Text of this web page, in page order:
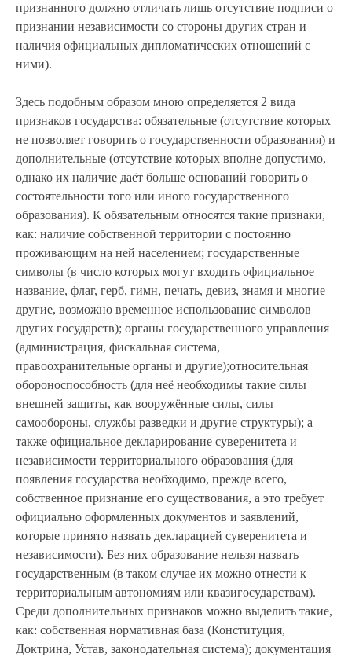
признанного должно отличать лишь отсутствие подписи о
признании независимости со стороны других стран и
наличия официальных дипломатических отношений с
ними).
Здесь подобным образом мною определяется 2 вида
признаков государства: обязательные (отсутствие которых
не позволяет говорить о государственности образования) и
дополнительные (отсутствие которых вполне допустимо,
однако их наличие даёт больше оснований говорить о
состоятельности того или иного государственного
образования). К обязательным относятся такие признаки,
как: наличие собственной территории с постоянно
проживающим на ней населением; государственные
символы (в число которых могут входить официальное
название, флаг, герб, гимн, печать, девиз, знамя и многие
другие, возможно временное использование символов
других государств); органы государственного управления
(администрация, фискальная система,
правоохранительные органы и другие);относительная
обороноспособность (для неё необходимы такие силы
внешней защиты, как вооружённые силы, силы
самообороны, службы разведки и другие структуры); а
также официальное декларирование суверенитета и
независимости территориального образования (для
появления государства необходимо, прежде всего,
собственное признание его существования, а это требует
официально оформленных документов и заявлений,
которые принято назвать декларацией суверенитета и
независимости). Без них образование нельзя назвать
государственным (в таком случае их можно отнести к
территориальным автономиям или квазигосударствам).
Среди дополнительных признаков можно выделить такие,
как: собственная нормативная база (Конституция,
Доктрина, Устав, законодательная система); документация